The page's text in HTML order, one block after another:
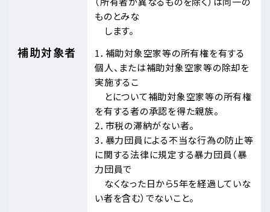
ものとみな
します。
補助対象者
1．補助対象空家等の所有権を有する
個人、または補助対象空家等の除却を
実施するこ
とについて補助対象空家等の所有権
を有する者の承認を得た親族。
2．市税の滞納がない者。
3．暴力団員による不当な行為の防止等
に関する法律に規定する暴力団員（暴
力団員で
なくなった日から5年を経過していな
い者を含む）でないこと。